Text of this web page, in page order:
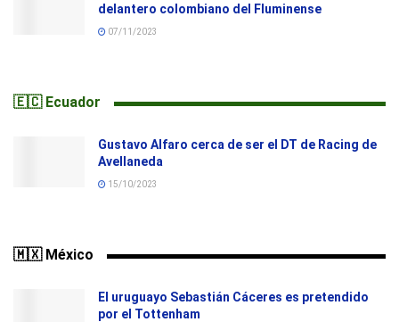
delantero colombiano del Fluminense
07/11/2023
🇪🇨 Ecuador
Gustavo Alfaro cerca de ser el DT de Racing de
Avellaneda
15/10/2023
🇲🇽 México
El uruguayo Sebastián Cáceres es pretendido
por el Tottenham